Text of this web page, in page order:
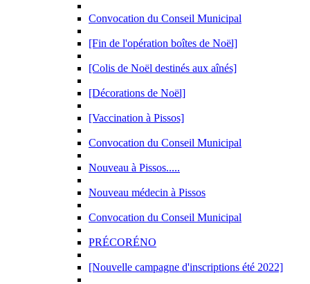
Convocation du Conseil Municipal
[Fin de l'opération boîtes de Noël]
[Colis de Noël destinés aux aînés]
[Décorations de Noël]
[Vaccination à Pissos]
Convocation du Conseil Municipal
Nouveau à Pissos.....
Nouveau médecin à Pissos
Convocation du Conseil Municipal
PRÉCORÉNO
[Nouvelle campagne d'inscriptions été 2022]